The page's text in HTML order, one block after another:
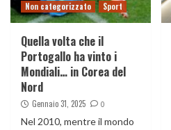
Non categorizzato Sport
Quella volta che il
Portogallo ha vinto i
Mondiali… in Corea del
Nord
Gennaio 31, 2025 0
Nel 2010, mentre il mondo